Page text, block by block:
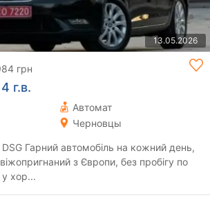
13.05.2026
грн
г.в.
Автомат
Черновцы
Гарний автомобіль на кожний день,
у хор...